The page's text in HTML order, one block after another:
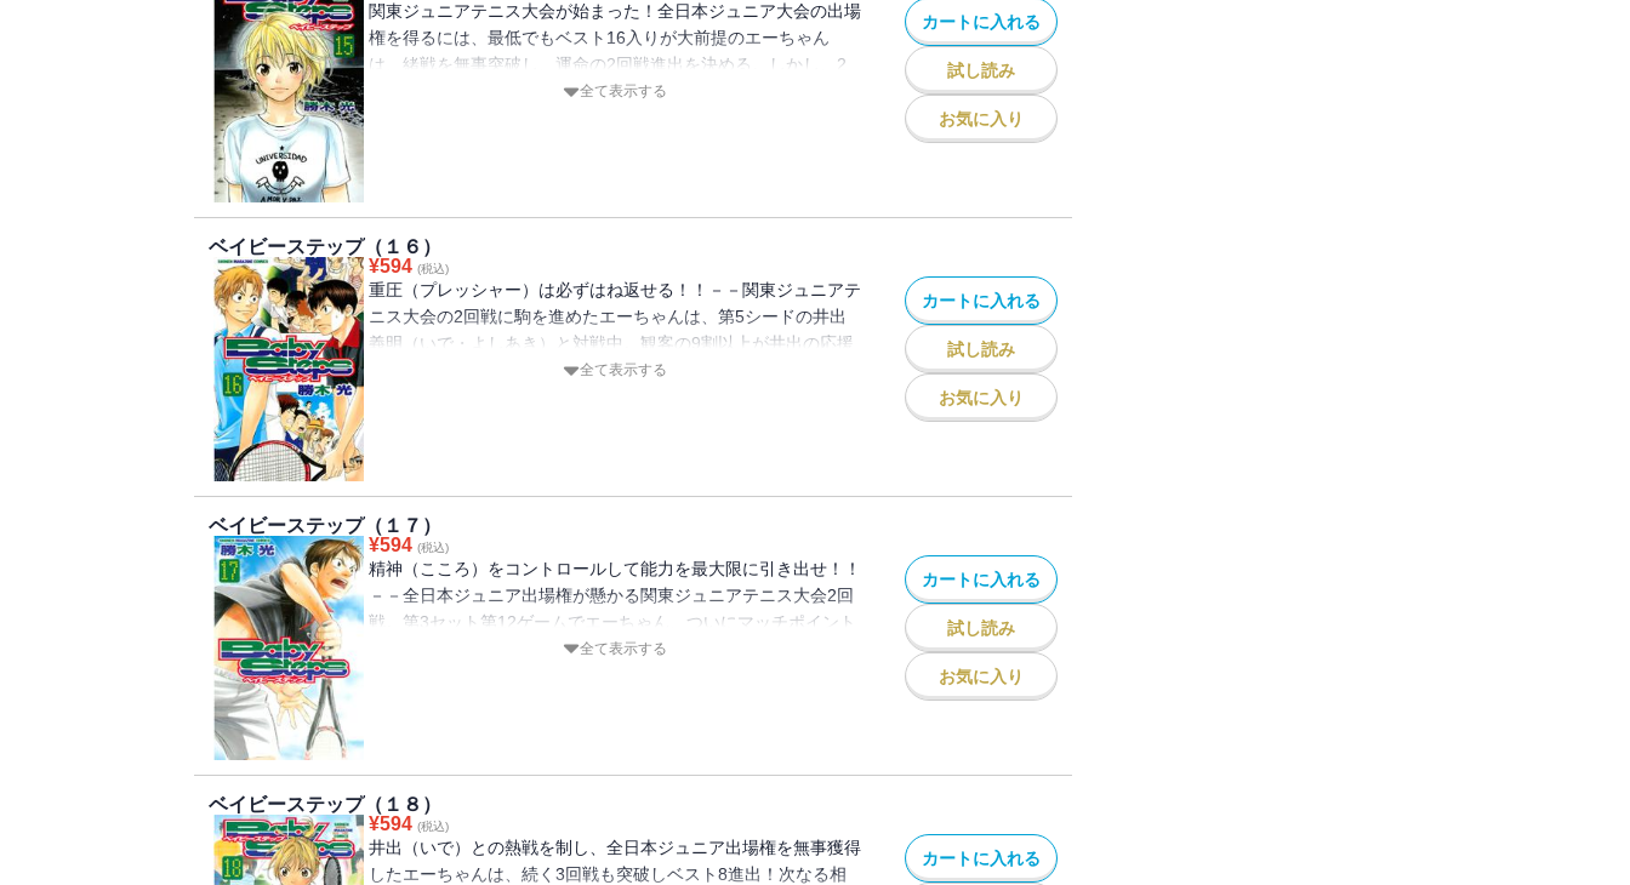
関東ジュニアテニス大会が始まった！全日本ジュニア大会の出場
権を得るには、最低でもベスト16入りが大前提のエーちゃん
は、緒戦を無事突破し、運命の2回戦進出を決める。しかし、2
回戦の相手は第5シードの強敵・井出義明（いで・よしあ
全て表示する
カートに入れる
試し読み
お気に入り
ベイビーステップ（１６）
¥594 (税込)
重圧（プレッシャー）は必ずはね返せる！！－－関東ジュニアテ
ニス大会の2回戦に駒を進めたエーちゃんは、第5シードの井出
義明（いで・よしあき）と対戦中。観客の9割以上が井出の応援
というアウェイの状況で、増していくプレッシャーと闘うエーち
全て表示する
カートに入れる
試し読み
お気に入り
ベイビーステップ（１７）
¥594 (税込)
精神（こころ）をコントロールして能力を最大限に引き出せ！！
－－全日本ジュニア出場権が懸かる関東ジュニアテニス大会2回
戦。第3セット第12ゲームでエーちゃん、ついにマッチポイント
奪取！！しかし相手は、絶体絶命のピンチにこそ真価を発揮する
全て表示する
カートに入れる
試し読み
お気に入り
ベイビーステップ（１８）
¥594 (税込)
井出（いで）との熱戦を制し、全日本ジュニア出場権を無事獲得
したエーちゃんは、続く3回戦も突破しベスト8進出！次なる相
カートに入れる